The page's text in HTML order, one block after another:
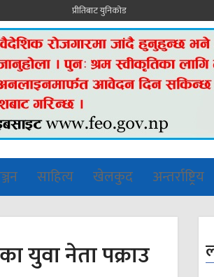
प्रीतिबाट युनिकोड
साहित्य खेलकुद अन्तर्राष्ट्रिय
युवा नेता पक्राउ